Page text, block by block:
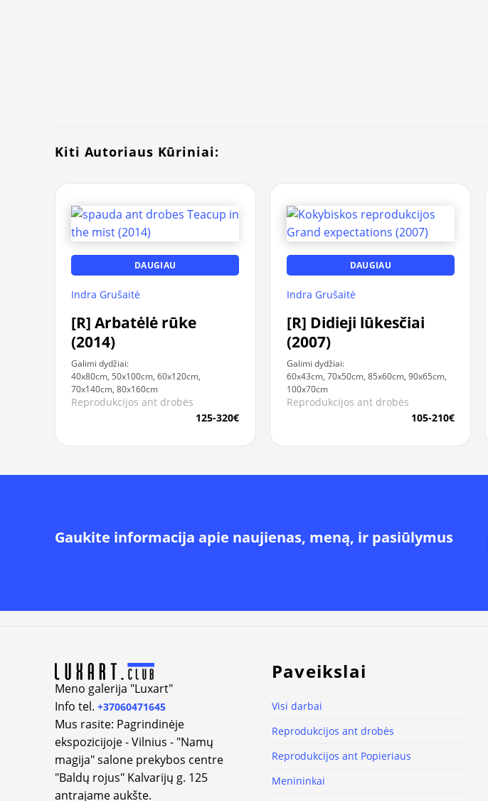
Kiti Autoriaus Kūriniai:
DAUGIAU
Indra Grušaitė
[R] Arbatėlė rūke
(2014)
Galimi dydžiai:
40x80cm, 50x100cm, 60x120cm,
70x140cm, 80x160cm
Reprodukcijos ant drobės
125-320€
DAUGIAU
Indra Grušaitė
[R] Didieji lūkesčiai
(2007)
Galimi dydžiai:
60x43cm, 70x50cm, 85x60cm, 90x65cm,
100x70cm
Reprodukcijos ant drobės
105-210€
Gaukite informacija apie naujienas, meną, ir pasiūlymus
Meno galerija "Luxart"
Info tel. +37060471645
Mus rasite: Pagrindinėje
ekspozicijoje - Vilnius - "Namų
magija" salone prekybos centre
"Baldų rojus" Kalvarijų g. 125
antrajame aukšte.
Paveikslai
Visi darbai
Reprodukcijos ant drobės
Reprodukcijos ant Popieriaus
Menininkai